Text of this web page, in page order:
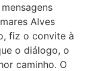
Alves
fiz o convite à
o diálogo, o
caminho. O